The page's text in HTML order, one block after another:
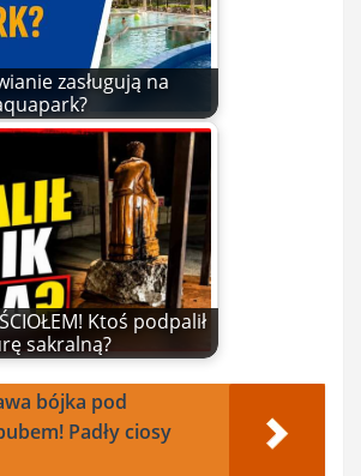
zasługują na
Ktoś podpalił
sakralną?
bójka pod
Padły ciosy